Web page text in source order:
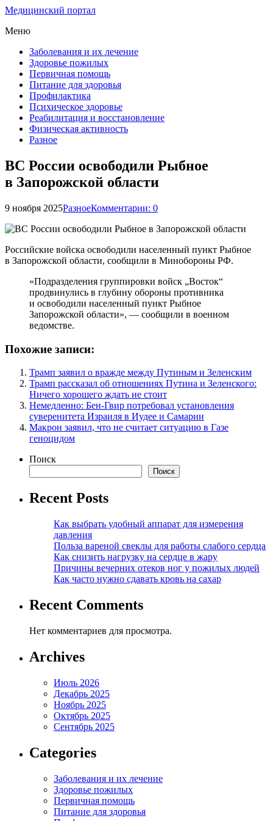
Медицинский портал
Меню
Заболевания и их лечение
Здоровье пожилых
Первичная помощь
Питание для здоровья
Профилактика
Психическое здоровье
Реабилитация и восстановление
Физическая активность
Разное
ВС России освободили Рыбное
в Запорожской области
9 ноября 2025РазноеКомментарии: 0
Российские войска освободили населенный пункт Рыбное
в Запорожской области, сообщили в Минобороны РФ.
«Подразделения группировки войск „Восток“
продвинулись в глубину обороны противника
и освободили населенный пункт Рыбное
Запорожской области», — сообщили в военном
ведомстве.
Похожие записи:
Трамп заявил о вражде между Путиным и Зеленским
Трамп рассказал об отношениях Путина и Зеленского:
Ничего хорошего ждать не стоит
Немедленно: Бен-Гвир потребовал установления
суверенитета Израиля в Иудее и Самарии
Макрон заявил, что не считает ситуацию в Газе
геноцидом
Поиск
Поиск
Recent Posts
Как выбрать удобный аппарат для измерения
давления
Польза вареной свеклы для работы слабого сердца
Как снизить нагрузку на сердце в жару
Причины вечерних отеков ног у пожилых людей
Как часто нужно сдавать кровь на сахар
Recent Comments
Нет комментариев для просмотра.
Archives
Июль 2026
Декабрь 2025
Ноябрь 2025
Октябрь 2025
Сентябрь 2025
Categories
Заболевания и их лечение
Здоровье пожилых
Первичная помощь
Питание для здоровья